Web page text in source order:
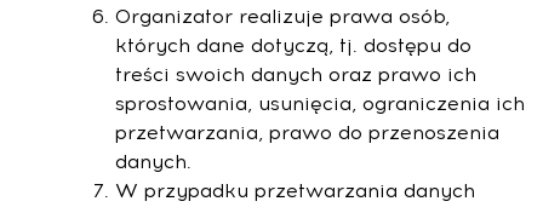
Organizator realizuje prawa osób,
których dane dotyczą, tj. dostępu do
treści swoich danych oraz prawo ich
sprostowania, usunięcia, ograniczenia ich
przetwarzania, prawo do przenoszenia
danych.
W przypadku przetwarzania danych